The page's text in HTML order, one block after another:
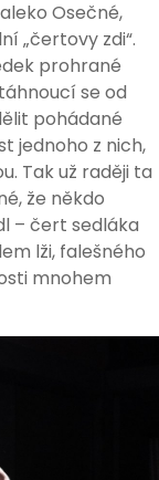
Osečné,
„čertovy zdi“.
prohrané
se od
pohádané
jednoho z nich,
Tak už raději ta
že někdo
– čert sedláka
lži, falešného
mnohem